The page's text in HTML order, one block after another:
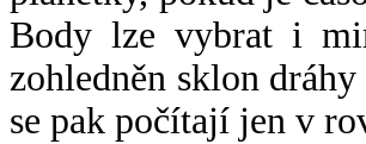
Body lze vybrat i
zohledněn sklon
se pak počítají jen v